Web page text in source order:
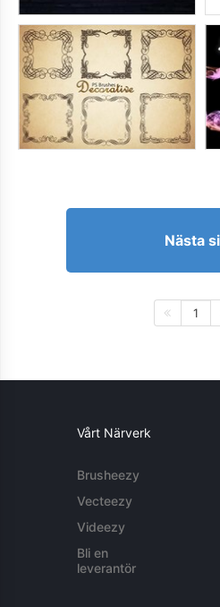
Nästa
1
Vårt Närverk
Brusheezy
Vecteezy
Videezy
Bli en
leverantör